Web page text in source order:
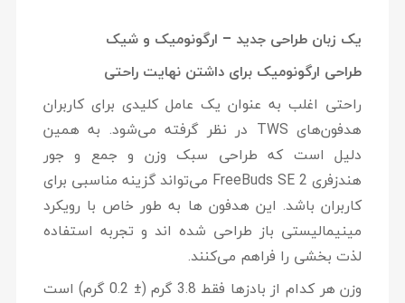
یک زبان طراحی جدید – ارگونومیک و شیک
طراحی ارگونومیک برای داشتن نهایت راحتی
راحتی اغلب به عنوان یک عامل کلیدی برای کاربران
هدفون‌های TWS در نظر گرفته می‌شود. به همین
دلیل است که طراحی سبک وزن و جمع و جور
هندزفری FreeBuds SE 2 می‌تواند گزینه مناسبی برای
کاربران باشد. این هدفون ها به طور خاص با رویکرد
مینیمالیستی باز طراحی شده اند و تجربه استفاده
لذت بخشی را فراهم می‌کنند.
وزن هر کدام از بادزها فقط 3.8 گرم (± 0.2 گرم) است